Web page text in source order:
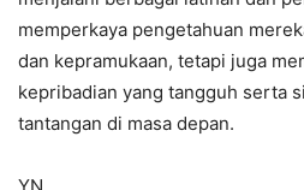
memperkaya pengetahuan
dan kepramukaan, tetapi juga
kepribadian yang tangguh serta
tantangan di masa depan.